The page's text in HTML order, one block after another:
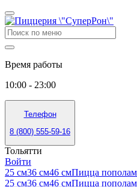
Время работы
10:00 - 23:00
Телефон
8 (800) 555-59-16
Тольятти
Войти
25 см36 см46 смПицца пополам
25 см36 см46 смПицца пополам